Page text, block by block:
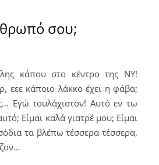
σου;
κάπου στο κέντρο της ΝΥ!
εεε κάποιο λάκκο έχει η φάβα;
Εγώ τουλάχιστον! Αυτό εν τω
Είμαι καλά γιατρέ μου; Είμαι
τα βλέπω τέσσερα τέσσερα,